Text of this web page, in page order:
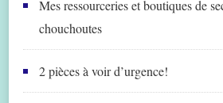
Mes ressourceries et boutiques de
chouchoutes
2 pièces à voir d’urgence!